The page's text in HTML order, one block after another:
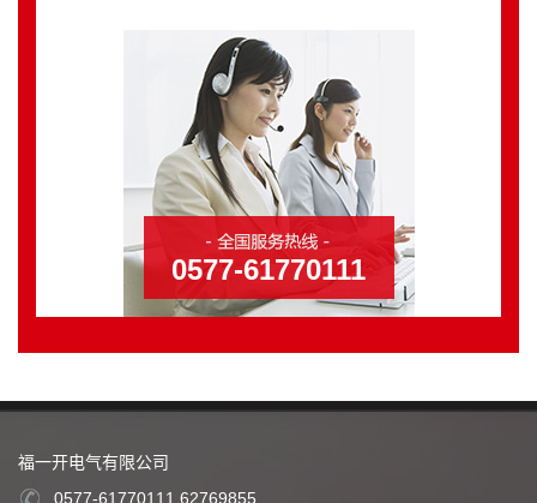
0577-61770111
福一开电气有限公司
0577-61770111 62769855